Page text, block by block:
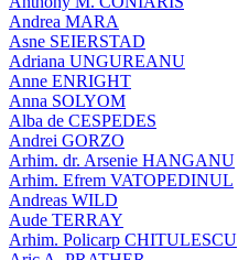
Andrea MARA
Asne SEIERSTAD
Adriana UNGUREANU
Anne ENRIGHT
Anna SOLYOM
Alba de CESPEDES
Andrei GORZO
Arhim. dr. Arsenie HANGANU
Arhim. Efrem VATOPEDINUL
Andreas WILD
Aude TERRAY
Arhim. Policarp CHITULESCU